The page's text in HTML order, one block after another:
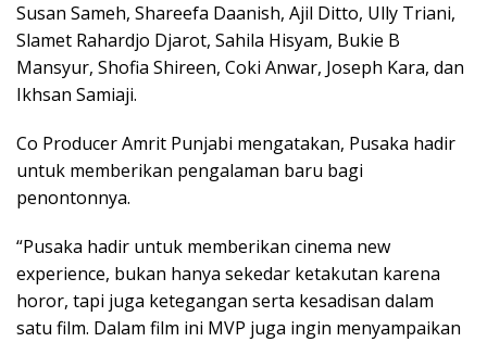
Susan Sameh, Shareefa Daanish, Ajil Ditto, Ully Triani,
Slamet Rahardjo Djarot, Sahila Hisyam, Bukie B
Mansyur, Shofia Shireen, Coki Anwar, Joseph Kara, dan
Ikhsan Samiaji.
Co Producer Amrit Punjabi mengatakan, Pusaka hadir
untuk memberikan pengalaman baru bagi
penontonnya.
“Pusaka hadir untuk memberikan cinema new
experience, bukan hanya sekedar ketakutan karena
horor, tapi juga ketegangan serta kesadisan dalam
satu film. Dalam film ini MVP juga ingin menyampaikan